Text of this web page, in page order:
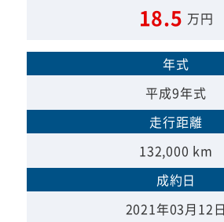
18.5 万円
年式
平成9年式
走行距離
132,000 km
成約日
2021年03月12日